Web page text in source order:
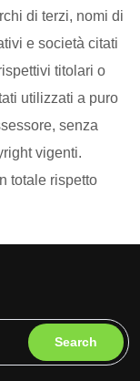
di terzi, nomi di
e società citati
titolari o
utilizzati a puro
senza
vigenti.
totale rispetto